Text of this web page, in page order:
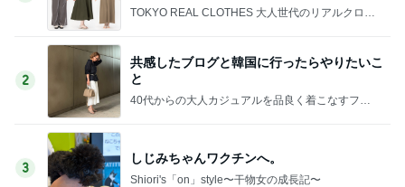
TOKYO REAL CLOTHES 大人世代のリアルクロー
2
共感したブログと韓国に行ったらやりたいこ
と
40代からの大人カジュアルを品良く着こなすファ
3
しじみちゃんワクチンへ。
Shiori's「on」style〜干物女の成長記〜